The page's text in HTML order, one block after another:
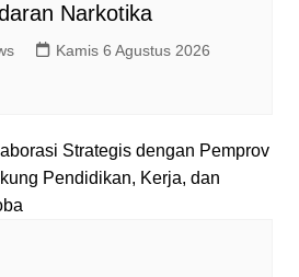
Narkotika
Kamis 6 Agustus 2026